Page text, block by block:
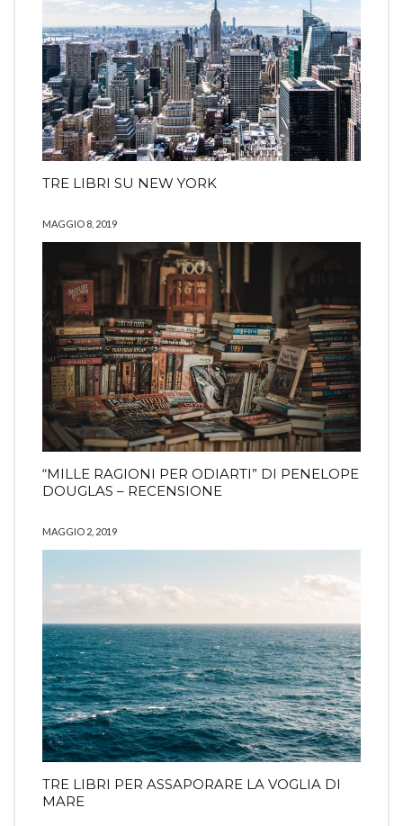
TRE LIBRI SU NEW YORK
MAGGIO 8, 2019
“MILLE RAGIONI PER ODIARTI” DI PENELOPE
DOUGLAS – RECENSIONE
MAGGIO 2, 2019
TRE LIBRI PER ASSAPORARE LA VOGLIA DI
MARE